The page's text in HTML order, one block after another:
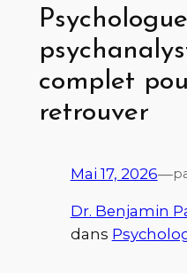
complet
retrouver
Mai 17, 2026—
Dr. Benjamin
dans